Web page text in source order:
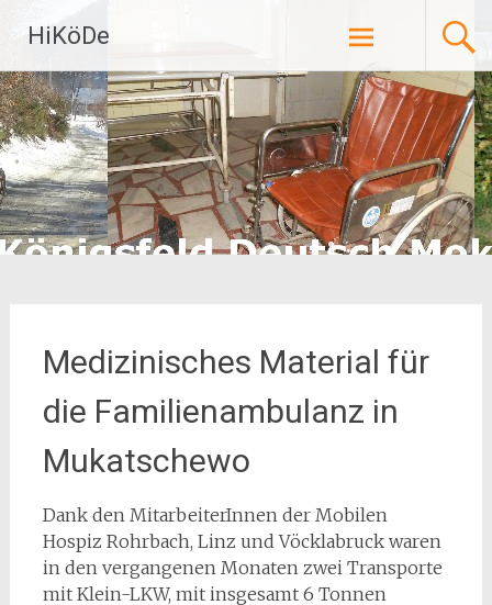
Inhalt
springen
HiKöDe
Medizinisches Material für
die Familienambulanz in
Mukatschewo
Dank den MitarbeiterInnen der Mobilen
Hospiz Rohrbach, Linz und Vöcklabruck waren
in den vergangenen Monaten zwei Transporte
mit Klein-LKW, mit insgesamt 6 Tonnen